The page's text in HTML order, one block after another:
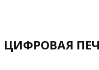
ЦИФРОВАЯ